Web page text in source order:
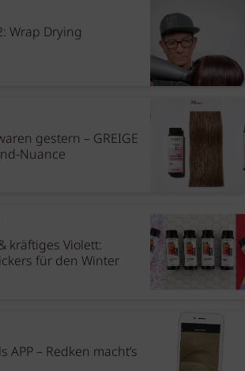
Wrap Drying
gestern – GREIGE
Nuance
kräftiges Violett:
für den Winter
APP – Redken macht’s